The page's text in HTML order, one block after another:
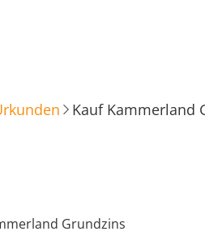
Kauf Kammerland
Grundzins